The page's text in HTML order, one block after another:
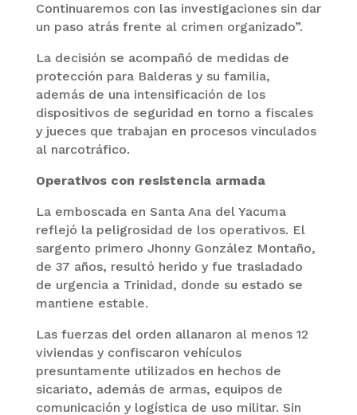
Continuaremos con las investigaciones sin dar
un paso atrás frente al crimen organizado”.
La decisión se acompañó de medidas de
protección para Balderas y su familia,
además de una intensificación de los
dispositivos de seguridad en torno a fiscales
y jueces que trabajan en procesos vinculados
al narcotráfico.
Operativos con resistencia armada
La emboscada en Santa Ana del Yacuma
reflejó la peligrosidad de los operativos. El
sargento primero Jhonny González Montaño,
de 37 años, resultó herido y fue trasladado
de urgencia a Trinidad, donde su estado se
mantiene estable.
Las fuerzas del orden allanaron al menos 12
viviendas y confiscaron vehículos
presuntamente utilizados en hechos de
sicariato, además de armas, equipos de
comunicación y logística de uso militar. Sin